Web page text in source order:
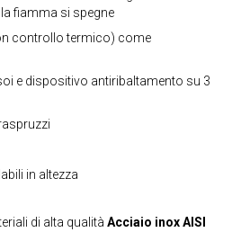
fiamma si spegne
controllo termico) come
e dispositivo antiribaltamento su 3
in altezza
di alta qualità Acciaio inox AISI